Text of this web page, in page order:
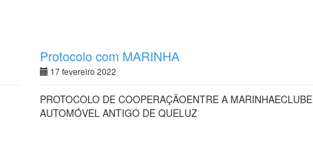
Protocolo com MARINHA
17 fevereiro 2022
PROTOCOLO DE COOPERAÇÃOENTRE A MARINHAECLUBE
AUTOMÓVEL ANTIGO DE QUELUZ